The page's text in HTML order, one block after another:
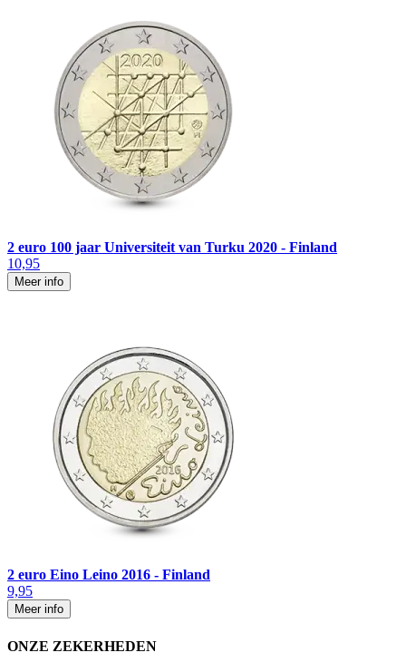
2 euro 100 jaar Universiteit van Turku 2020 - Finland
10,95
Meer info
2 euro Eino Leino 2016 - Finland
9,95
Meer info
ONZE ZEKERHEDEN